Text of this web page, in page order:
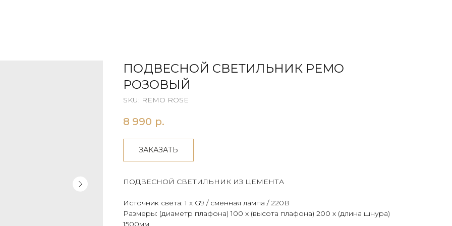
ПОДВЕСНОЙ СВЕТИЛЬНИК РEMO
РОЗОВЫЙ
SKU: REMO ROSE
8 990 р.
ЗАКАЗАТЬ
ПОДВЕСНОЙ СВЕТИЛЬНИК ИЗ ЦЕМЕНТА
Источник света: 1 х G9 / сменная лампа / 220В
Размеры: (диаметр плафона) 100 x (высота плафона) 200 х (длина шнура)
1500мм